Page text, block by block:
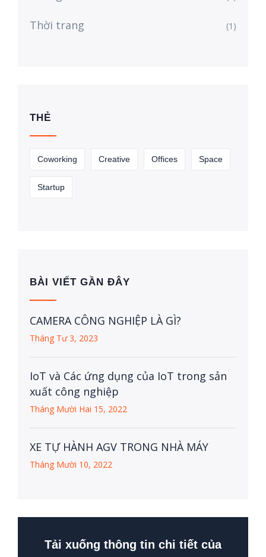
Thời trang (1)
THẺ
Coworking Creative Offices Space
Startup
BÀI VIẾT GẦN ĐÂY
CAMERA CÔNG NGHIỆP LÀ GÌ?
Tháng Tư 3, 2023
IoT và Các ứng dụng của IoT trong sản
xuất công nghiệp
Tháng Mười Hai 15, 2022
XE TỰ HÀNH AGV TRONG NHÀ MÁY
Tháng Mười 10, 2022
Tải xuống thông tin chi tiết của